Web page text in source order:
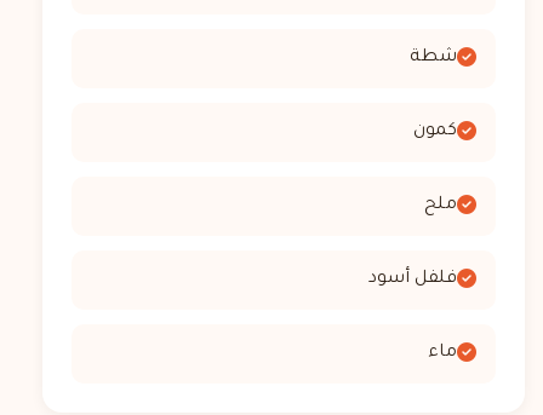
شطة
كمون
ملح
فلفل أسود
ماء